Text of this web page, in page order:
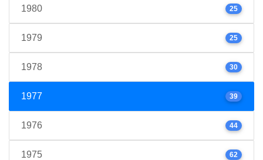
1980 25
1979 25
1978 30
1977 39
1976 44
1975 62